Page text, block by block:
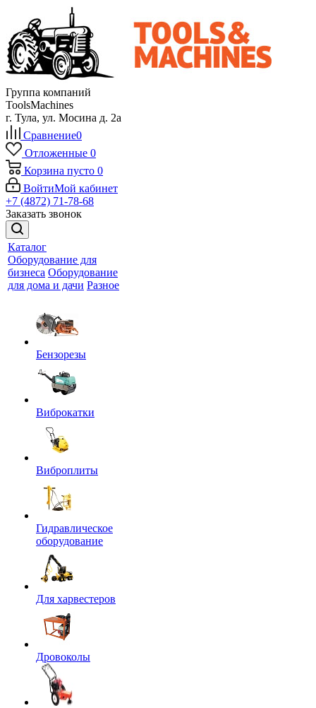
Группа компаний
ToolsMachines
г. Тула, ул. Мосина д. 2а
Сравнение0
Отложенные 0
Корзина пусто 0
ВойтиМой кабинет
+7 (4872) 71-78-68
Заказать звонок
Каталог
Оборудование для
бизнеса Оборудование
для дома и дачи Разное
Бензорезы
Виброкатки
Виброплиты
Гидравлическое
оборудование
Для харвестеров
Дровоколы